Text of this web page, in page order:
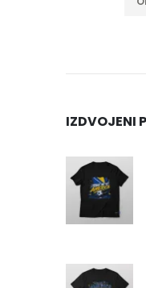
IZDVOJENI